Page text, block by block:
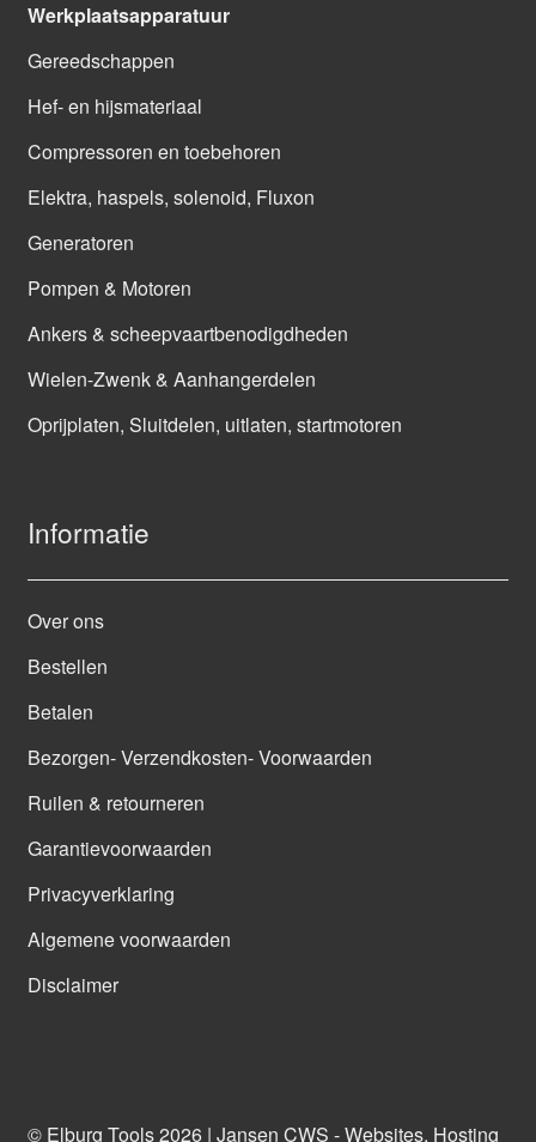
Werkplaatsapparatuur
Gereedschappen
Hef- en hijsmateriaal
Compressoren en toebehoren
Elektra, haspels, solenoid, Fluxon
Generatoren
Pompen & Motoren
Ankers & scheepvaartbenodigdheden
Wielen-Zwenk & Aanhangerdelen
Oprijplaten, Sluitdelen, uitlaten, startmotoren
Informatie
Over ons
Bestellen
Betalen
Bezorgen- Verzendkosten- Voorwaarden
Ruilen & retourneren
Garantievoorwaarden
Privacyverklaring
Algemene voorwaarden
Disclaimer
© Elburg Tools 2026 | Jansen CWS - Websites, Hosting